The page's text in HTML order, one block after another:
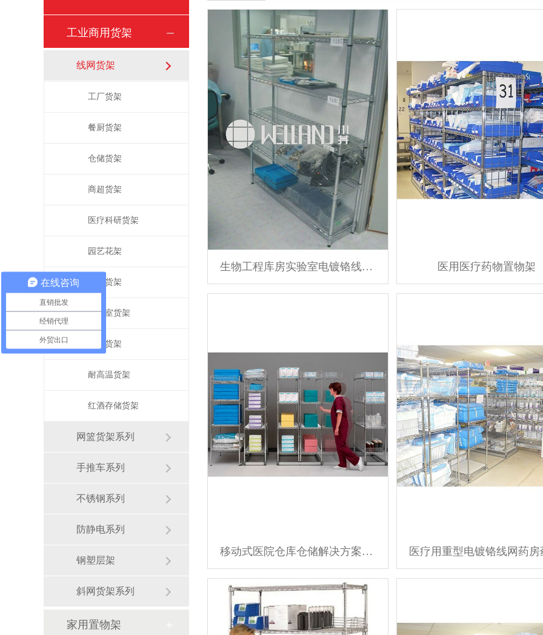
工业商用货架
线网货架
工厂货架
餐厨货架
仓储货架
商超货架
医疗科研货架
园艺花架
冷库货架
办公室货架
展示货架
耐高温货架
红酒存储货架
网篮货架系列
手推车系列
不锈钢系列
防静电系列
钢塑层架
斜网货架系列
家用置物架
生物工程库房实验室电镀铬线网货架 医用医疗药物置物架
移动式医院仓库仓储解决方案线网组合货架
在线咨询
直销批发
经销代理
外贸出口